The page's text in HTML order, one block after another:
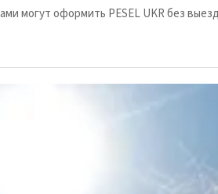
могут оформить PESEL UKR без